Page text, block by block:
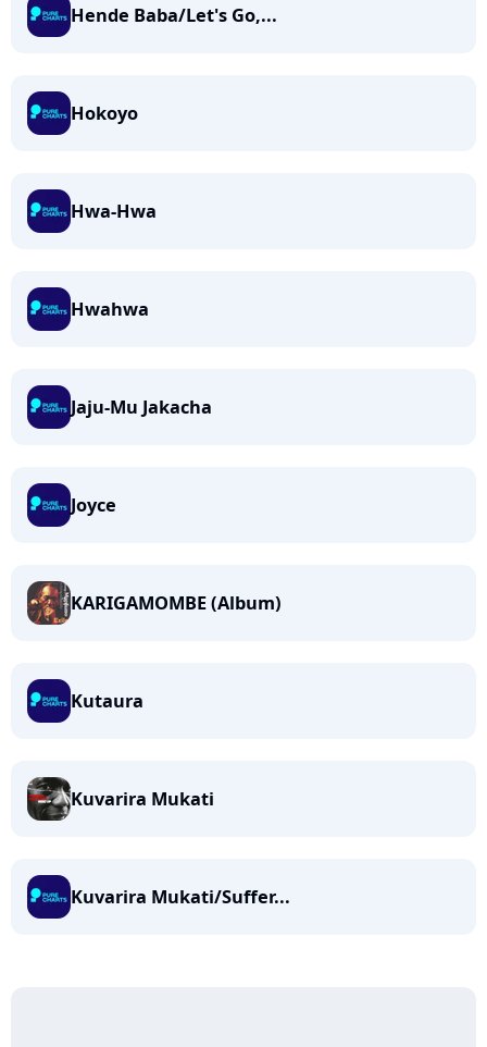
Hende Baba/Let's Go,...
Hokoyo
Hwa-Hwa
Hwahwa
Jaju-Mu Jakacha
Joyce
KARIGAMOMBE (Album)
Kutaura
Kuvarira Mukati
Kuvarira Mukati/Suffer...